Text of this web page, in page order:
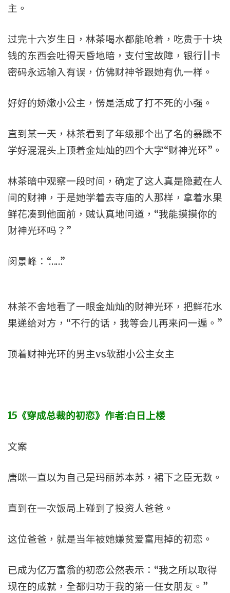
主。
过完十六岁生日，林茶喝水都能呛着，吃贵于十块
钱的东西会吐得天昏地暗，支付宝故障，银行||卡
密码永远输入有误，仿佛财神爷跟她有仇一样。
好好的娇嫩小公主，愣是活成了打不死的小强。
直到某一天，林茶看到了年级那个出了名的暴躁不
学好混混头上顶着金灿灿的四个大字“财神光环”。
林茶暗中观察一段时间，确定了这人真是隐藏在人
间的财神，于是她学着去寺庙的人那样，拿着水果
鲜花凑到他面前，贼认真地问道，“我能摸摸你的
财神光环吗？”
闵景峰：“……”
林茶不舍地看了一眼金灿灿的财神光环，把鲜花水
果递给对方，“不行的话，我等会儿再来问一遍。”
顶着财神光环的男主vs软甜小公主女主
15 《穿成总裁的初恋》作者:白日上楼
文案
唐咪一直以为自己是玛丽苏本苏，裙下之臣无数。
直到在一次饭局上碰到了投资人爸爸。
这位爸爸，就是当年被她嫌贫爱富甩掉的初恋。
已成为亿万富翁的初恋公然表示：“我之所以取得
现在的成就，全都归功于我的第一任女朋友。”